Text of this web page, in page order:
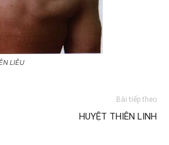
LIÊU
Bài tiếp theo
HUYỆT THIÊN LINH